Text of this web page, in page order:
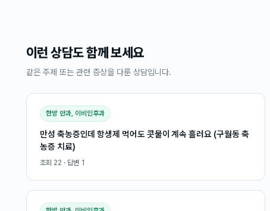
이런 상담도 함께 보세요
같은 주제 또는 관련 증상을 다룬 상담입니다.
한방 안과, 이비인후과
만성 축농증인데 항생제 먹어도 콧물이 계속 흘러요 (구월동 축
농증 치료)
조회 22 · 답변 1